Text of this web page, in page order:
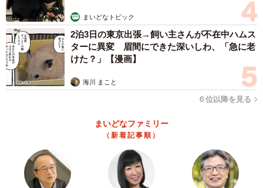
ってくれた人への感謝、食材への感謝という意味合いはな
く、単に学校教育上のマナーとして広められた言葉なので
はと思いました。
それをXで投稿したところ大きな反響があり、さまざまな情
報も寄せられました。特に有難かったのは私が挙げたもの
よりさらに古い用例があるということ。家庭でのしつけに
をしえ』(やまと新聞社）、明治37年（1904）の修身の教科
書、明治40年（1907）の小学校の作法書などです。
まいどなトピック
2泊3日の東京出張→飼い主さんが不在中ハムス
ターに異変 眉間にできた深いしわ、「急に老
けた？」【漫画】
海川 まこと
６位以降を見る
まいどなファミリー
（新着記事順）